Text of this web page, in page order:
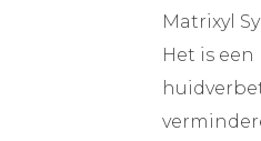
Matrixyl
Het is